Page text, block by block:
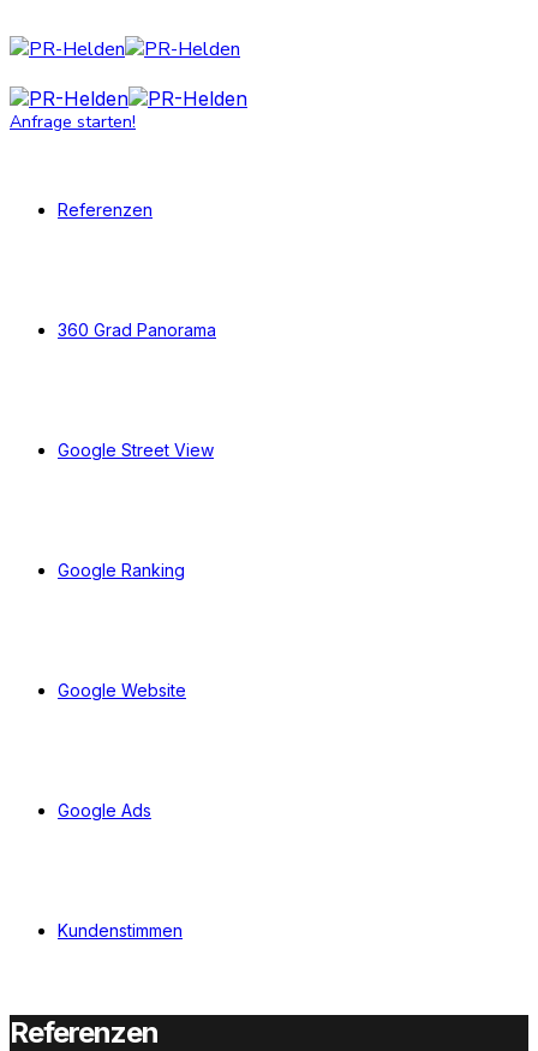
Anfrage starten!
Referenzen
360 Grad Panorama
Google Street View
Google Ranking
Google Website
Google Ads
Kundenstimmen
Referenzen